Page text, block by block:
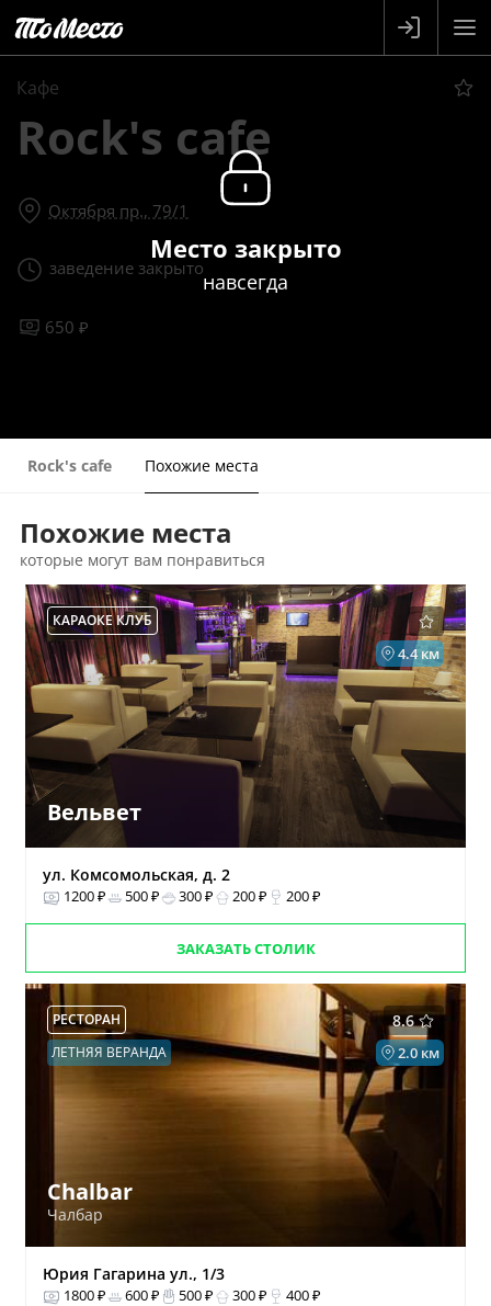
Кафе
Rock's cafe
Октября пр., 79/1
заведение закрыто
650 ₽
Место закрыто
навсегда
Rock's cafe Похожие места
Похожие места
которые могут вам понравиться
КАРАОКЕ КЛУБ
4.4 км
Вельвет
ул. Комсомольская, д. 2
1200 ₽ 500 ₽ 300 ₽ 200 ₽ 200 ₽
ЗАКАЗАТЬ СТОЛИК
8.6
РЕСТОРАН
2.0 км
ЛЕТНЯЯ ВЕРАНДА
Chalbar
Чалбар
Юрия Гагарина ул., 1/3
1800 ₽ 600 ₽ 500 ₽ 300 ₽ 400 ₽